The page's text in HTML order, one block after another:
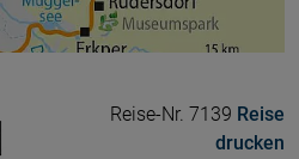
Reise-Nr. 7139 Reise
drucken